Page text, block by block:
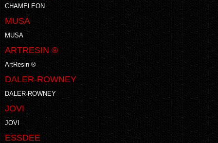
CHAMELEON
MUSA
MUSA
ARTRESIN ®
ArtResin ®
DALER-ROWNEY
DALER-ROWNEY
JOVI
JOVI
ESSDEE